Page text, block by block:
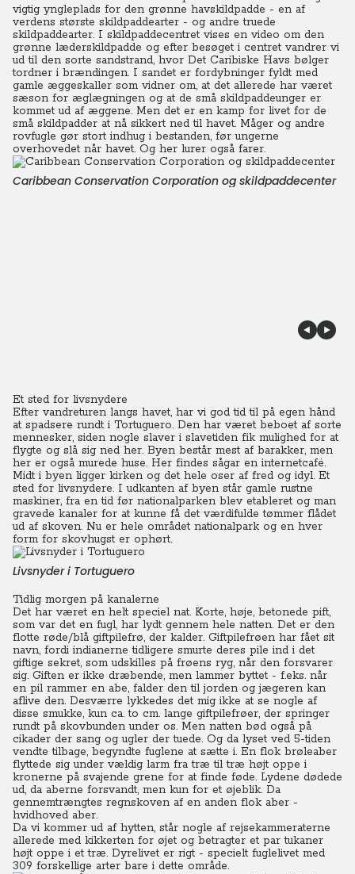
vigtig yngleplads for den grønne havskildpadde - en af
verdens største skildpaddearter - og andre truede
skildpaddearter. I skildpaddecentret vises en video om den
grønne læderskildpadde og efter besøget i centret vandrer vi
ud til den sorte sandstrand, hvor Det Caribiske Havs bølger
tordner i brændingen. I sandet er fordybninger fyldt med
gamle æggeskaller som vidner om, at det allerede har været
sæson for æglægningen og at de små skildpaddeunger er
kommet ud af æggene. Men det er en kamp for livet for de
små skildpadder at nå sikkert ned til havet. Måger og andre
rovfugle gør stort indhug i bestanden, før ungerne
overhovedet når havet. Og her lurer også farer.
Caribbean Conservation Corporation og skildpaddecenter
Et sted for livsnydere
Efter vandreturen langs havet, har vi god tid til på egen hånd
at spadsere rundt i Tortuguero. Den har været beboet af sorte
mennesker, siden nogle slaver i slavetiden fik mulighed for at
flygte og slå sig ned her. Byen består mest af barakker, men
her er også murede huse. Her findes sågar en internetcafé.
Midt i byen ligger kirken og det hele oser af fred og idyl. Et
sted for livsnydere. I udkanten af byen står gamle rustne
maskiner, fra en tid før nationalparken blev etableret og man
gravede kanaler for at kunne få det værdifulde tømmer flådet
ud af skoven. Nu er hele området nationalpark og en hver
form for skovhugst er ophørt.
Livsnyder i Tortuguero
Tidlig morgen på kanalerne
Det har været en helt speciel nat. Korte, høje, betonede pift,
som var det en fugl, har lydt gennem hele natten. Det er den
flotte røde/blå giftpilefrø, der kalder. Giftpilefrøen har fået sit
navn, fordi indianerne tidligere smurte deres pile ind i det
giftige sekret, som udskilles på frøens ryg, når den forsvarer
sig. Giften er ikke dræbende, men lammer byttet - f.eks. når
en pil rammer en abe, falder den til jorden og jægeren kan
aflive den. Desværre lykkedes det mig ikke at se nogle af
disse smukke, kun ca. to cm. lange giftpilefrøer, der springer
rundt på skovbunden under os. Men natten bød også på
cikader der sang og ugler der tuede. Og da lyset ved 5-tiden
vendte tilbage, begyndte fuglene at sætte i. En flok brøleaber
flyttede sig under vældig larm fra træ til træ højt oppe i
kronerne på svajende grene for at finde føde. Lydene dødede
ud, da aberne forsvandt, men kun for et øjeblik. Da
gennemtrængtes regnskoven af en anden flok aber -
hvidhoved aber.
Da vi kommer ud af hytten, står nogle af rejsekammeraterne
allerede med kikkerten for øjet og betragter et par tukaner
højt oppe i et træ. Dyrelivet er rigt - specielt fuglelivet med
309 forskellige arter bare i dette område.